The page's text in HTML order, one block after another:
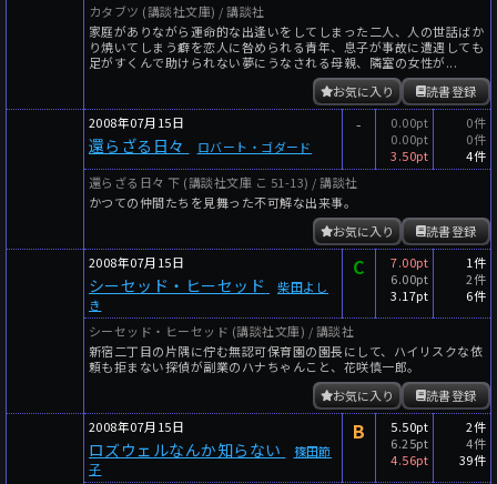
カタブツ (講談社文庫) / 講談社
家庭がありながら運命的な出逢いをしてしまった二人、人の世話ばか
り焼いてしまう癖を恋人に咎められる青年、息子が事故に遭遇しても
足がすくんで助けられない夢にうなされる母親、隣室の女性が...
読書登録
お気に入り
2008年07月15日
還らざる日々 ロバート・ゴダード
-
0.00pt
0.00pt
3.50pt
0件
0件
4件
還らざる日々 下 (講談社文庫 こ 51-13) / 講談社
かつての仲間たちを見舞った不可解な出来事。
読書登録
お気に入り
2008年07月15日
シーセッド・ヒーセッド
柴田よし
き
C
7.00pt
6.00pt
3.17pt
1件
2件
6件
シーセッド・ヒーセッド (講談社文庫) / 講談社
新宿二丁目の片隅に佇む無認可保育園の園長にして、ハイリスクな依
頼も拒まない探偵が副業のハナちゃんこと、花咲慎一郎。
読書登録
お気に入り
2008年07月15日
ロズウェルなんか知らない
篠田節
子
B
5.50pt
6.25pt
4.56pt
2件
4件
39件